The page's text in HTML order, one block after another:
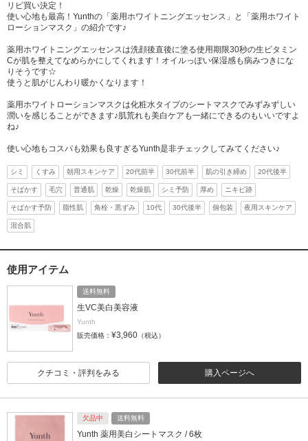
リピ買い決定！
使い心地も最高！Yunthの「薬用ホワイトニングエッセンス」と「薬用ホワイト
ローションマスク」の紹介です♪
薬用ホワイトニングエッセンスは洗顔後直後に塗る使用期限30秒の生ビタミン
Cが肌を整えてなめらかにしてくれます！オイルっぽい保湿感も病みつきにな
りそうです☆
使うと肌がじんわり暖かくなります！
薬用ホワイトローションマスクは化粧水タイプのシートマスクでみずみずしい
潤いを感じることができます♪肌荒れも美白ケアも一緒にできるのもいいですよ
ね♪
使い心地もコスパも効果も良すぎるYunth是非チェックしてみてください♪
シミ くすみ 朝用スキンケア 20代前半 30代前半 肌の引き締め 20代後半
そばかす 毛穴 普通肌 乾燥 乾燥肌 シミ予防 厚め ニキビ跡
そばかす予防 脂性肌 角栓・黒ずみ 10代 30代後半 個包装 夜用スキンケア
混合肌
使用アイテム
送料無料
生VC美白美容液
Yunth
販売価格： ¥3,960 （税込）
購入ページへ
クチコミ・評判をみる
欠品中 送料無料
Yunth 薬用美白シートマスク / 6枚